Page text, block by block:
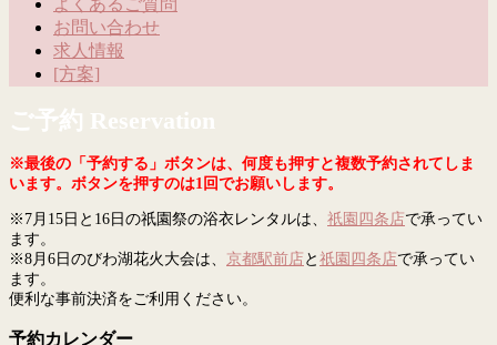
よくあるご質問
お問い合わせ
求人情報
[方案]
ご予約 Reservation
※最後の「予約する」ボタンは、何度も押すと複数予約されてしま
います。ボタンを押すのは1回でお願いします。
※7月15日と16日の祇園祭の浴衣レンタルは、 祇園四条店で承ってい
ます。
※8月6日のびわ湖花火大会は、 京都駅前店 と 祇園四条店で承ってい
ます。
便利な事前決済をご利用ください。
予約カレンダー